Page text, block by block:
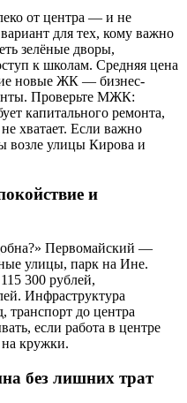
от центра — и не
для тех, кому важно
зелёные дворы,
к школам. Средняя цена
новые ЖК — бизнес-
Проверьте МЖК:
капитального ремонта,
хватает. Если важно
возле улицы Кирова и
и
Первомайский —
улицы, парк на Ине.
300 рублей,
Инфраструктура
транспорт до центра
если работа в центре
кружки.
без лишних трат